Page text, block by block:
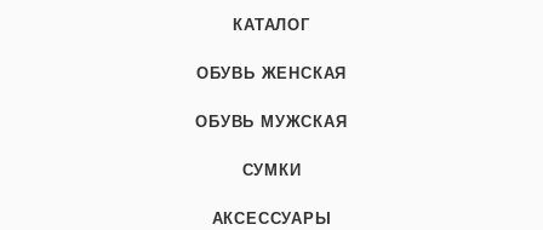
КАТАЛОГ
ОБУВЬ ЖЕНСКАЯ
ОБУВЬ МУЖСКАЯ
СУМКИ
АКСЕССУАРЫ